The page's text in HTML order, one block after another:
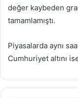
değer kaybeden
tamamlamıştı.
Piyasalarda aynı
Cumhuriyet altını